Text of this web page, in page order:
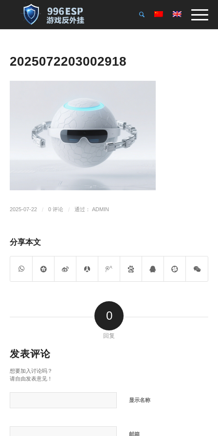
2025072203002918
2025-07-22 / 0 评论 / 通过： ADMIN
分享本文
0
回复
发表评论
想要加入讨论吗？
请自由发表意见！
显示名称
邮箱